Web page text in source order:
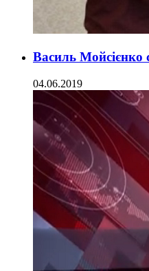
Василь Мойсієнко
04.06.2019